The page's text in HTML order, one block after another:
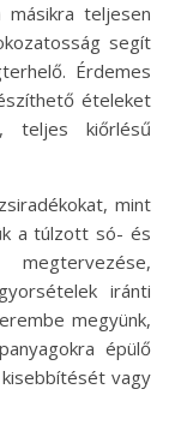
teljesen
segít
Érdemes
ételeket
teljes kiőrlésű
mint
a túlzott só- és
iránti
megyünk,
épülő
vagy